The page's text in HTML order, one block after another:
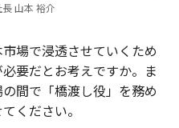
山本 裕介
場で浸透させていくため
要だとお考えですか。ま
間で「橋渡し役」を務め
ください。